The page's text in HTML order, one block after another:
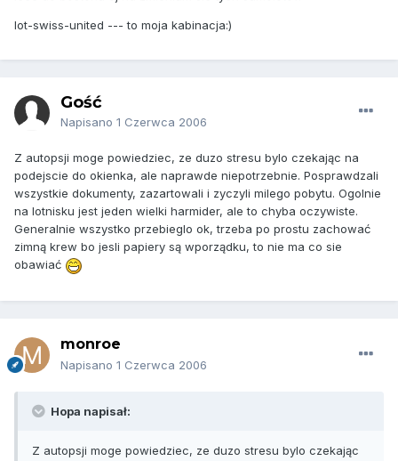
lot-swiss-united --- to moja kabinacja:)
Gość
Napisano 1 Czerwca 2006
Z autopsji moge powiedziec, ze duzo stresu bylo czekając na
podejscie do okienka, ale naprawde niepotrzebnie. Posprawdzali
wszystkie dokumenty, zazartowali i zyczyli milego pobytu. Ogolnie
na lotnisku jest jeden wielki harmider, ale to chyba oczywiste.
Generalnie wszystko przebieglo ok, trzeba po prostu zachować
zimną krew bo jesli papiery są wporządku, to nie ma co sie
obawiać
monroe
Napisano 1 Czerwca 2006
Hopa napisał:
Z autopsji moge powiedziec, ze duzo stresu bylo czekając